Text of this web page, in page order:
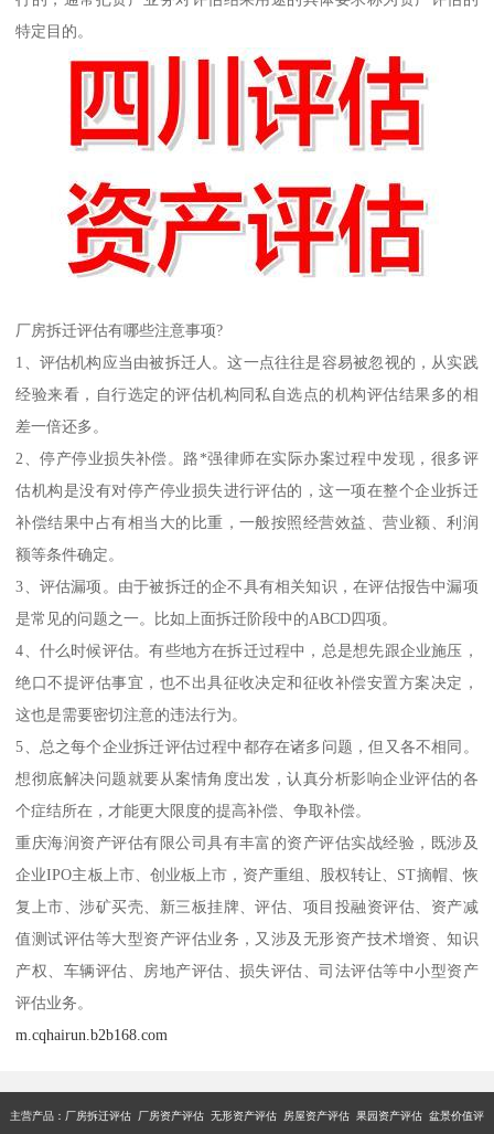
特定目的。
厂房拆迁评估有哪些注意事项?
1、评估机构应当由被拆迁人。这一点往往是容易被忽视的，从实践
经验来看，自行选定的评估机构同私自选点的机构评估结果多的相
差一倍还多。
2、停产停业损失补偿。路*强律师在实际办案过程中发现，很多评
估机构是没有对停产停业损失进行评估的，这一项在整个企业拆迁
补偿结果中占有相当大的比重，一般按照经营效益、营业额、利润
额等条件确定。
3、评估漏项。由于被拆迁的企不具有相关知识，在评估报告中漏项
是常见的问题之一。比如上面拆迁阶段中的ABCD四项。
4、什么时候评估。有些地方在拆迁过程中，总是想先跟企业施压，
绝口不提评估事宜，也不出具征收决定和征收补偿安置方案决定，
这也是需要密切注意的违法行为。
5、总之每个企业拆迁评估过程中都存在诸多问题，但又各不相同。
想彻底解决问题就要从案情角度出发，认真分析影响企业评估的各
个症结所在，才能更大限度的提高补偿、争取补偿。
重庆海润资产评估有限公司具有丰富的资产评估实战经验，既涉及
企业IPO主板上市、创业板上市，资产重组、股权转让、ST摘帽、恢
复上市、涉矿买壳、新三板挂牌、评估、项目投融资评估、资产减
值测试评估等大型资产评估业务，又涉及无形资产技术增资、知识
产权、车辆评估、房地产评估、损失评估、司法评估等中小型资产
评估业务。
m.cqhairun.b2b168.com
主营产品：厂房拆迁评估 厂房资产评估 无形资产评估 房屋资产评估 果园资产评估 盆景价值评